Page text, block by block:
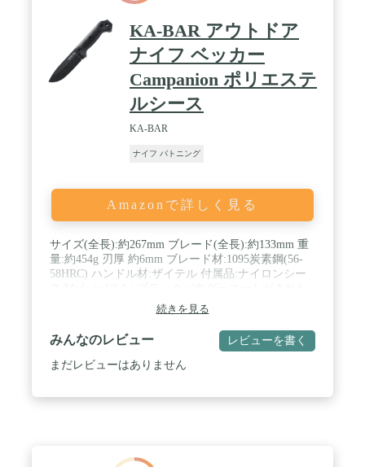
ドされた、鋭い切れ味を備えた高品質のカーボンス
チールは、ドイツの「WAELZHOLZ」社の炭素鋼を
使用し、モーラナイフ独自の加工を施しています。
1%の炭素を含むブレードは、長期間にわたって最
大の切れ味を発揮するよう研ぎ直しがしやすくなっ
ており、靭性のある吸い付くような切り心地が特徴
リットである錆びやすさを軽減するための
DLC(Diamond Like Carbon)コーティングを施してい
を低減する効果や、耐摩耗性の向上などももたらし
ーター」と「ダイヤモンドシャープナー」が装備さ
れた「 サバイバルキット」が付属。ナイフとファイ
ディーに火を得ることができ、動きの幅が広がるほ
か、荷物をひとつにまとめることができるので、い
ざという時にものが揃っていない、ということがあ
ドルは人間工学に基づいたグリップデザイン。しっ
かりと握りこむことができ、安定したナイフワーク
を可能にします。ハンドル内部のタング構造は、ハ
ンドル全長の3分の2程度まで少し幅の広いブレード
が板状に入っており、ナロータング(スティックタ
3.2mm 重量：約123ｇ(ナイフのみの重量) / 付属
KA-BAR アウトドア
ナイフ ベッカー
Campanion ポリエステ
ルシース
KA-BAR
ナイフ バトニング
Amazonで詳しく見る
サイズ(全長):約267mm ブレード(全長):約133mm 重
量:約454g 刃厚 約6mm ブレード材:1095炭素鋼(56-
58HRC) ハンドル材:ザイテル 付属品:ナイロンシー
頑丈なフルダンク構造の1095炭素鋼のブレードのベ
ッカー社のナイフ。刃長133mm、刃厚6mmと余裕を
もってバトニングでき、ずっしりとした重さもあ
り、チョッピングも可能です。 アメリカ製ながらリ
ーズナブルで実用でガンガン使えるナイフです。 ポ
続きを見る
みんなのレビュー レビューを書く
まだレビューはありません